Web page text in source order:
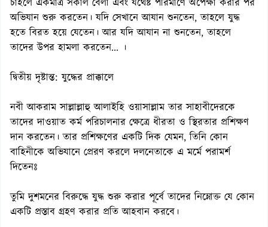
চাইলে একমাত্র সকাল বেলা এবং যথেষ্ট পরিমাণে অপেক্ষা করার পর
অভিযান শুরু করতেন। যদি সেখানে আযান শুনতেন, তাহলে যুদ্ধ
হতে বিরত হয়ে যেতেন। আর যদি আযান না শুনতেন, তাহলে
তাদের উপর হামলা করতেন... ।
দ্বিতীয় দৃষ্টান্ত: যুদ্ধের প্রাক্কালে
নবী আকরাম সাল্লাল্লাহু আলাইহি ওয়াসাল্লাম তার সাহাবীদেরকে
তাদের দাওয়াত কর্ম পরিচালনার ক্ষেত্রে ধীরতা ও স্থিরতার প্রশিক্ষণ
দান করতেন। তার প্রশিক্ষণের একটি দিক যেমন, তিনি কোন
বাহিনীকে অভিযানে প্রেরণ করলে দলনেতাকে এ মর্মে পরামর্শ
দিতেনঃ
তুমি দুশমনের বিরুদ্ধে যুদ্ধ শুরু করার পূর্বে তাদের নিম্নোক্ত যে কোন
একটি প্রস্তাব গ্রহণ করার প্রতি আহবান করবে।